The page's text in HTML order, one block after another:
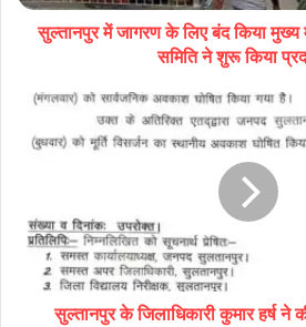
सुल्तानपुर में जागरण के लिए बंद किया मुख्य
समिति ने शुरू किया
सुल्तानपुर के जिलाधिकारी कुमार हर्ष ने